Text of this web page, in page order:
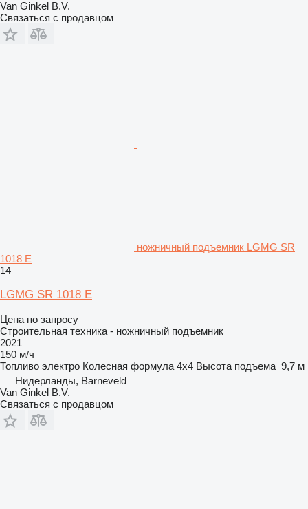
Van Ginkel B.V.
Связаться с продавцом
ножничный подъемник LGMG SR
1018 E
14
LGMG SR 1018 E
Цена по запросу
Строительная техника - ножничный подъемник
2021
150 м/ч
Топливо электро Колесная формула 4x4 Высота подъема 9,7 м
Нидерланды, Barneveld
Van Ginkel B.V.
Связаться с продавцом